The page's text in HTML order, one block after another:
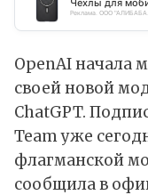
Реклама. ООО
OpenAI начала
своей новой
ChatGPT.
Team уже
флагманской
сообщилав